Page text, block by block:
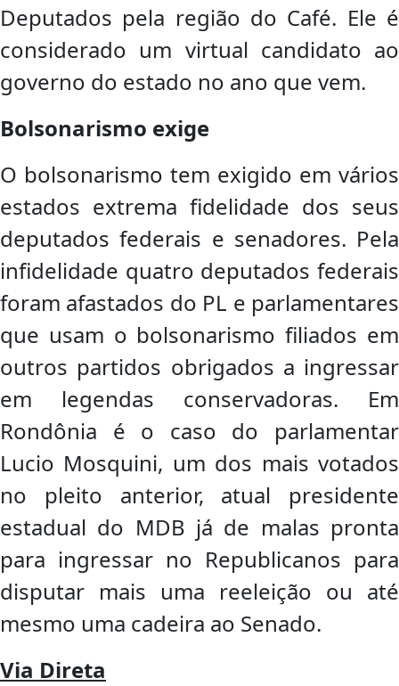
Deputados pela região do Café. Ele é
considerado um virtual candidato ao
governo do estado no ano que vem.
Bolsonarismo exige
O bolsonarismo tem exigido em vários
estados extrema fidelidade dos seus
deputados federais e senadores. Pela
infidelidade quatro deputados federais
foram afastados do PL e parlamentares
que usam o bolsonarismo filiados em
outros partidos obrigados a ingressar
em legendas conservadoras. Em
Rondônia é o caso do parlamentar
Lucio Mosquini, um dos mais votados
no pleito anterior, atual presidente
estadual do MDB já de malas pronta
para ingressar no Republicanos para
disputar mais uma reeleição ou até
mesmo uma cadeira ao Senado.
Via Direta